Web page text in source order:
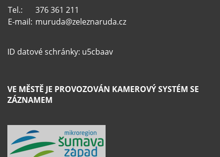
Tel.:
376 361 211
E-mail: muruda@zeleznaruda.cz
ID datové schránky: u5cbaav
VE MĚSTĚ JE PROVOZOVÁN KAMEROVÝ SYSTÉM SE
ZÁZNAMEM